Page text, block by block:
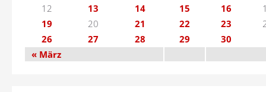
12
13 14 15 16
19
20 21 22 23
26
27 28 29
30
« März